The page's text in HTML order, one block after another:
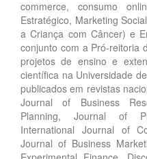
commerce, consumo
Estratégico, Marketing
a Criança com Câncer) e
conjunto com a Pró-reitoria
projetos de ensino e
científica na Universidade
publicados em revistas
Journal of Business
Planning, Journal of
International Journal of
Journal of Business